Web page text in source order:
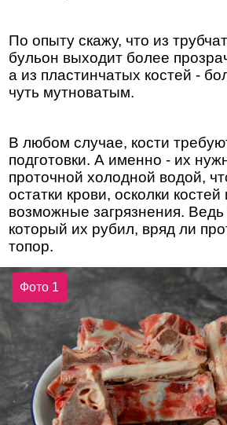
По опыту скажу, что из
бульон выходит более
а из пластинчатых костей -
чуть мутноватым.
В любом случае, кости
подготовки. А именно - их
проточной холодной водой,
остатки крови, осколки костей
возможные загрязнения. Ведь
который их рубил, вряд ли
топор.
Фото 1